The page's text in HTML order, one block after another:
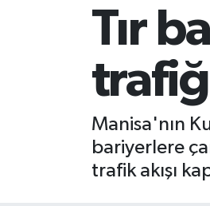
Tır
Manisa'nın
bariyerlere
trafik akışı
Süper Lig Puan Durumu ve
Tüm Manşetler
Son Dakika Haberleri
Haber Arşivi